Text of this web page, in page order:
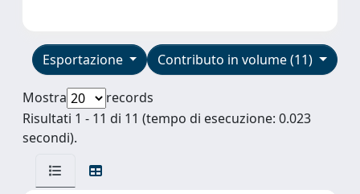
Contributo in volume (11)
Esportazione
Mostra
records
Risultati 1 - 11 di 11 (tempo di esecuzione: 0.023
secondi).